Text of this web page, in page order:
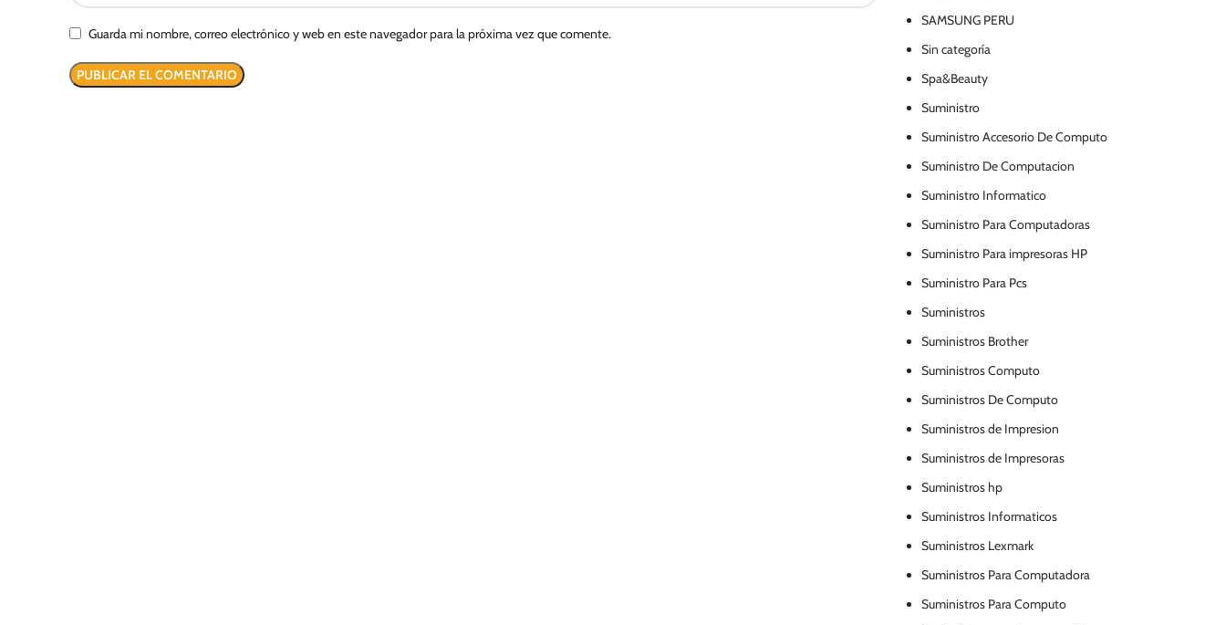
Guarda mi nombre, correo electrónico y web en este navegador para la próxima vez que comente.
SAMSUNG PERU
Sin categoría
Spa&Beauty
Suministro
Suministro Accesorio De Computo
Suministro De Computacion
Suministro Informatico
Suministro Para Computadoras
Suministro Para impresoras HP
Suministro Para Pcs
Suministros
Suministros Brother
Suministros Computo
Suministros De Computo
Suministros de Impresion
Suministros de Impresoras
Suministros hp
Suministros Informaticos
Suministros Lexmark
Suministros Para Computadora
Suministros Para Computo